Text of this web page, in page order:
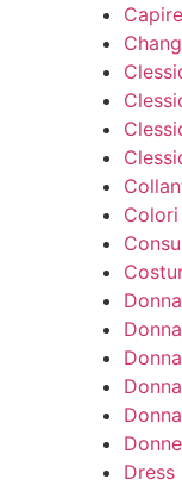
Colori
Dress